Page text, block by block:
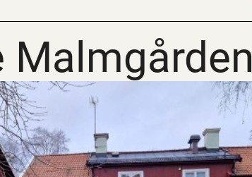
Malmgården
Malmgården